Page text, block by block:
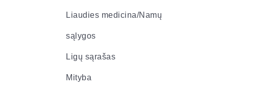
Liaudies medicina/Namų
sąlygos
Ligų sąrašas
Mityba